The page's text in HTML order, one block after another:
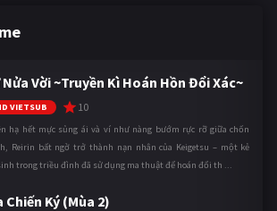
Nửa Vời ~Truyền Kì Hoán Hồn Đổi Xác~
VIETSUB 10
hạ hết mực sủng ái và ví như nàng bướm rực rỡ giữa chốn
Reirin bất ngờ trở thành nạn nhân của Keigetsu – một kẻ
trong triều đình đã sử dụng ma thuật để hoán đổi th ...
Chiến Ký (Mùa 2)